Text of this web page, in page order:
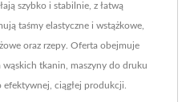
szybko i stabilnie, z łatwą
taśmy elastyczne i wstążkowe,
oraz rzepy. Oferta obejmuje
wąskich tkanin, maszyny do druku
ciągłej produkcji.